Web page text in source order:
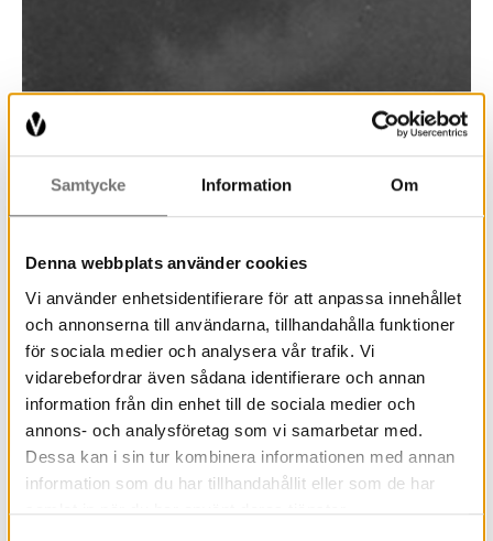
Samtycke Information Om
Denna webbplats använder cookies
Vi använder enhetsidentifierare för att anpassa innehållet
och annonserna till användarna, tillhandahålla funktioner
för sociala medier och analysera vår trafik. Vi
vidarebefordrar även sådana identifierare och annan
information från din enhet till de sociala medier och
annons- och analysföretag som vi samarbetar med.
Dessa kan i sin tur kombinera informationen med annan
information som du har tillhandahållit eller som de har
samlat in när du har använt deras tjänster.